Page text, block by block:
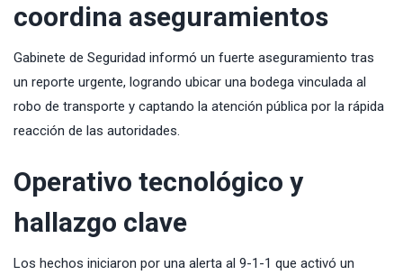
coordina aseguramientos
Gabinete de Seguridad informó un fuerte aseguramiento tras
un reporte urgente, logrando ubicar una bodega vinculada al
robo de transporte y captando la atención pública por la rápida
reacción de las autoridades.
Operativo tecnológico y
hallazgo clave
Los hechos iniciaron por una alerta al 9-1-1 que activó un